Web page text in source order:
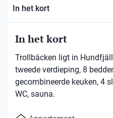
In het kort
In het kort
Trollbäcken ligt in
tweede verdieping, 8
gecombineerde keuken, 4
WC, sauna.